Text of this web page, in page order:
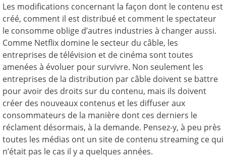
Les modifications concernant la façon dont le contenu est
créé, comment il est distribué et comment le spectateur
le consomme oblige d’autres industries à changer aussi.
Comme Netflix domine le secteur du câble, les
entreprises de télévision et de cinéma sont toutes
amenées à évoluer pour survivre. Non seulement les
entreprises de la distribution par câble doivent se battre
pour avoir des droits sur du contenu, mais ils doivent
créer des nouveaux contenus et les diffuser aux
consommateurs de la manière dont ces derniers le
réclament désormais, à la demande. Pensez-y, à peu près
toutes les médias ont un site de contenu streaming ce qui
n’était pas le cas il y a quelques années.